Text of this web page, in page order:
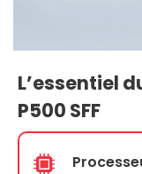
L’essentiel
P500 SFF